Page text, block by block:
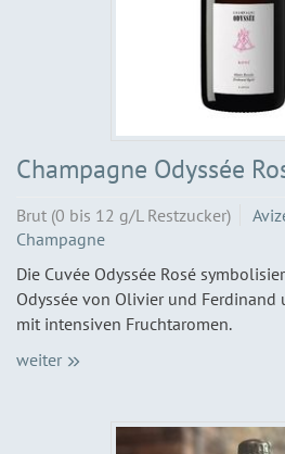
Champagne Odyssée
Brut (0 bis 12 g/L Restzucker)
Champagne
Die Cuvée Odyssée Rosé
Odyssée von Olivier und
mit intensiven Fruchtaromen.
weiter